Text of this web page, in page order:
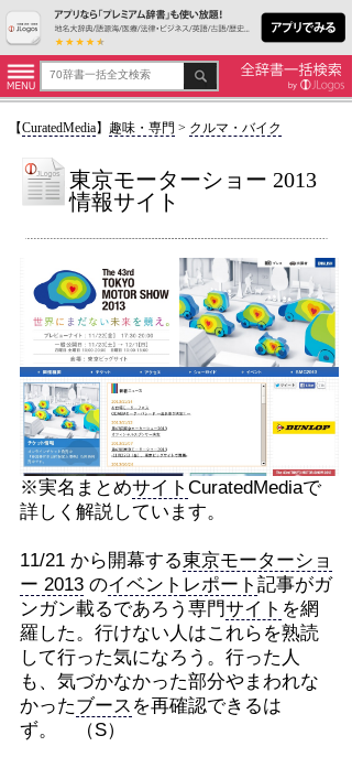
【CuratedMedia】 趣味・専門 > クルマ・バイク
東京モーターショー 2013
情報サイト
※実名まとめサイト CuratedMediaで
詳しく解説しています。
11/21 から開幕する東京モーターショ
ー 2013のイベント レポート 記事がガ
ンガン載るであろう専門サイト を網
羅した。行けない人はこれらを熟読
して行った気になろう。行った人
も、気づかなかった部分やまわれな
かったブース を再確認できるは
ず。 （S）